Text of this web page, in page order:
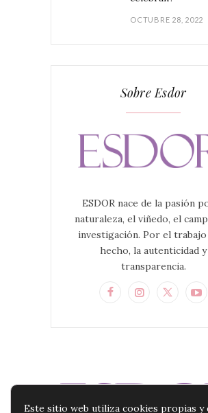
OCTUBRE 28, 2022
Sobre Esdor
ESDOR nace de la pasión
naturaleza, el viñedo, el
investigación. Por el trabajo
hecho, la autenticidad y
transparencia.
Este sitio web utiliza cookies propias y